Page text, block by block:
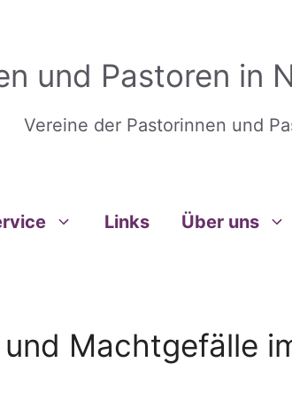
und Pastoren in
Vereine der Pastorinnen und
Links Über uns
Machtgefälle